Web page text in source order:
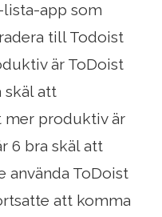
lista-app som
till Todoist
är ToDoist
skäl att
mer produktiv är
6 bra skäl att
använda ToDoist
att komma